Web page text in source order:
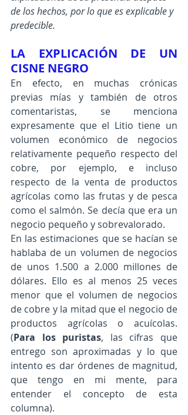
de los hechos, por lo que es explicable y
predecible.
LA EXPLICACIÓN DE UN
CISNE NEGRO
En efecto, en muchas crónicas
previas mías y también de otros
comentaristas, se menciona
expresamente que el Litio tiene un
volumen económico de negocios
relativamente pequeño respecto del
cobre, por ejemplo, e incluso
respecto de la venta de productos
agrícolas como las frutas y de pesca
como el salmón. Se decía que era un
negocio pequeño y sobrevalorado.
En las estimaciones que se hacían se
hablaba de un volumen de negocios
de unos 1.500 a 2.000 millones de
dólares. Ello es al menos 25 veces
menor que el volumen de negocios
de cobre y la mitad que el negocio de
productos agrícolas o acuícolas.
(Para los puristas, las cifras que
entrego son aproximadas y lo que
intento es dar órdenes de magnitud,
que tengo en mi mente, para
entender el concepto de esta
columna).